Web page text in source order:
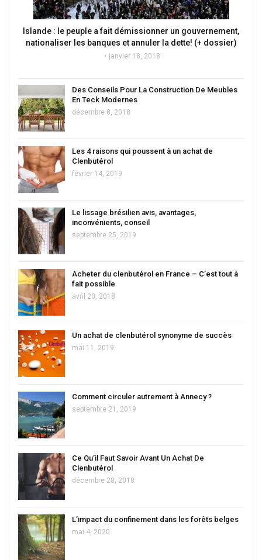
Islande : le peuple a fait démissionner un gouvernement,
nationaliser les banques et annuler la dette! (+ dossier)
janvier 18, 2018
Des Conseils Pour La Construction De Meubles
En Teck Modernes
décembre 8, 2018
Les 4 raisons qui poussent à un achat de
Clenbutérol
février 14, 2019
Le lissage brésilien avis, avantages,
inconvénients, conseil
septembre 25, 2019
Acheter du clenbutérol en France – C’est tout à
fait possible
avril 20, 2018
Un achat de clenbutérol synonyme de succès
mai 11, 2019
Comment circuler autrement à Annecy ?
septembre 21, 2019
Ce Qu’il Faut Savoir Avant Un Achat De
Clenbutérol
décembre 28, 2018
L’impact du confinement dans les forêts belges
mai 4, 2020